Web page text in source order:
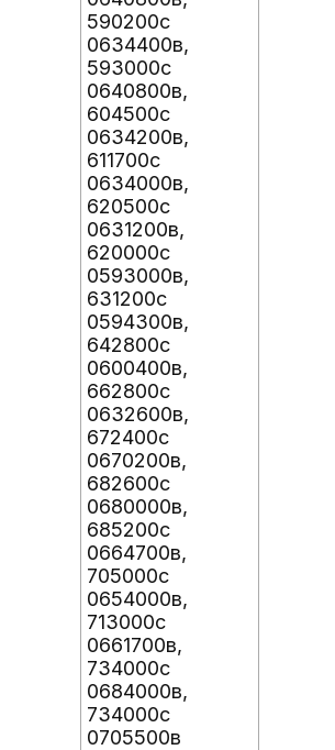
590200с
0634400в,
593000с
0640800в,
604500с
0634200в,
611700с
0634000в,
620500с
0631200в,
620000с
0593000в,
631200с
0594300в,
642800с
0600400в,
662800с
0632600в,
672400с
0670200в,
682600с
0680000в,
685200с
0664700в,
705000с
0654000в,
713000с
0661700в,
734000с
0684000в,
734000с
0705500в